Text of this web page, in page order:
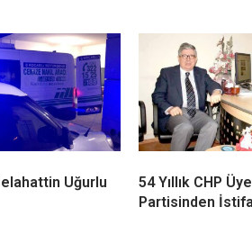
Uğurlu
54 Yıllık CHP
Partisinden